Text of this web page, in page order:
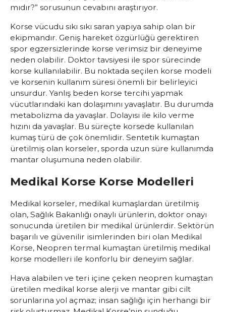
mıdır?” sorusunun cevabını araştırıyor.
Korse vücudu sıkı sıkı saran yapıya sahip olan bir
ekipmandır. Geniş hareket özgürlüğü gerektiren
spor egzersizlerinde korse verimsiz bir deneyime
neden olabilir. Doktor tavsiyesi ile spor sürecinde
korse kullanılabilir. Bu noktada seçilen korse modeli
ve korsenin kullanım süresi önemli bir belirleyici
unsurdur. Yanlış beden korse tercihi yapmak
vücutlarındaki kan dolaşımını yavaşlatır. Bu durumda
metabolizma da yavaşlar. Dolayısı ile kilo verme
hızını da yavaşlar. Bu süreçte korsede kullanılan
kumaş türü de çok önemlidir. Sentetik kumaştan
üretilmiş olan korseler, sporda uzun süre kullanımda
mantar oluşumuna neden olabilir.
Medikal Korse Korse Modelleri
Medikal korseler, medikal kumaşlardan üretilmiş
olan, Sağlık Bakanlığı onaylı ürünlerin, doktor onayı
sonucunda üretilen bir medikal ürünlerdir. Sektörün
başarılı ve güvenilir isimlerinden biri olan Medikal
Korse, Neopren termal kumaştan üretilmiş medikal
korse modelleri ile konforlu bir deneyim sağlar.
Hava alabilen ve teri içine çeken neopren kumaştan
üretilen medikal korse alerji ve mantar gibi cilt
sorunlarına yol açmaz; insan sağlığı için herhangi bir